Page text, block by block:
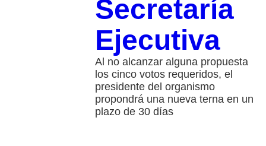
Secretaría
Ejecutiva
Al no alcanzar alguna propuesta
los cinco votos requeridos, el
presidente del organismo
propondrá una nueva terna en un
plazo de 30 días